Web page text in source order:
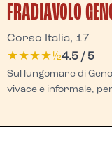
FRADIAVOLO
Corso Italia, 17
★★★★½4.5 / 5
Sul lungomare di
vivace e informale,